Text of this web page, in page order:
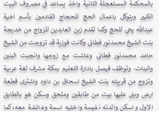
بالمحكمة المستعجلة الثانية واخذ يساعد في مصروف البيت
الكبير ويتوكل باعمال الحج للحجاج القادمين بأسم اخية
عبدالله يحي للحج وكما تقدم زين العابدين للزواج من خديجة
بنت الشيخ محمدنور فطاني وكانت فوزية قد تزوجت من الشيخ
حامد محمدنور فطاني وعاشت مع زوجها وانجبت البنين
والبنات. وتوظف فيصل بادارة التعليم بمكة مشرف لغة عربية
وتزوج من قريبته بنت الشيخ اسحاق بن داود واشترى قطعة
ارض وبنى عليها بيت من طابقين وملحق وسكن هو بالطابق
الاول واسكن والدته نفيسة واختيه اسمة وعائشة معه، كما